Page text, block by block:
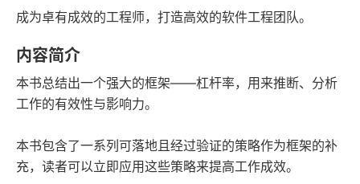
158千字
字数
2022-07-01
发行日期
成为卓有成效的工程师，打造高效的软件工程团队。
内容简介
本书总结出一个强大的框架——杠杆率，用来推断、分析
工作的有效性与影响力。
本书包含了一系列可落地且经过验证的策略作为框架的补
充，读者可以立即应用这些策略来提高工作成效。